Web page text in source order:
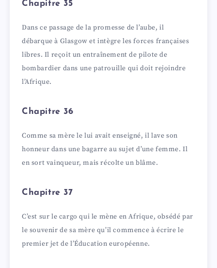
Chapitre 35
Dans ce passage de la promesse de l’aube, il
débarque à Glasgow et intègre les forces françaises
libres. Il reçoit un entraînement de pilote de
bombardier dans une patrouille qui doit rejoindre
l’Afrique.
Chapitre 36
Comme sa mère le lui avait enseigné, il lave son
honneur dans une bagarre au sujet d’une femme. Il
en sort vainqueur, mais récolte un blâme.
Chapitre 37
C’est sur le cargo qui le mène en Afrique, obsédé par
le souvenir de sa mère qu’il commence à écrire le
premier jet de l’Éducation européenne.